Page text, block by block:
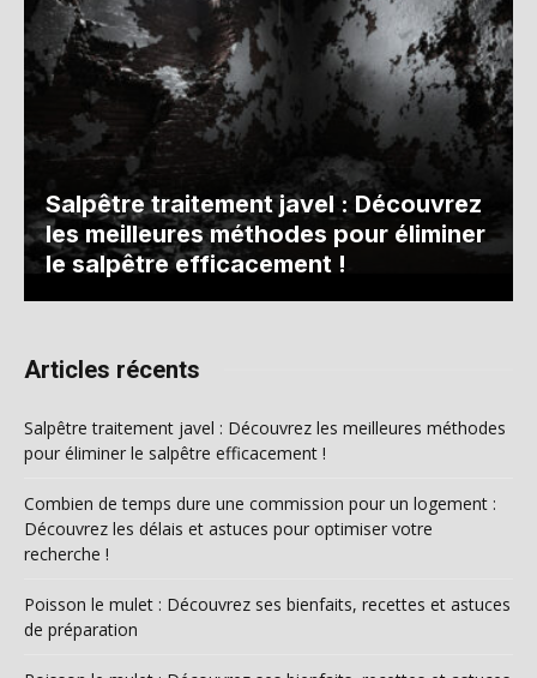
Salpêtre traitement javel : Découvrez
les meilleures méthodes pour éliminer
le salpêtre efficacement !
Articles récents
Salpêtre traitement javel : Découvrez les meilleures méthodes
pour éliminer le salpêtre efficacement !
Combien de temps dure une commission pour un logement :
Découvrez les délais et astuces pour optimiser votre
recherche !
Poisson le mulet : Découvrez ses bienfaits, recettes et astuces
de préparation